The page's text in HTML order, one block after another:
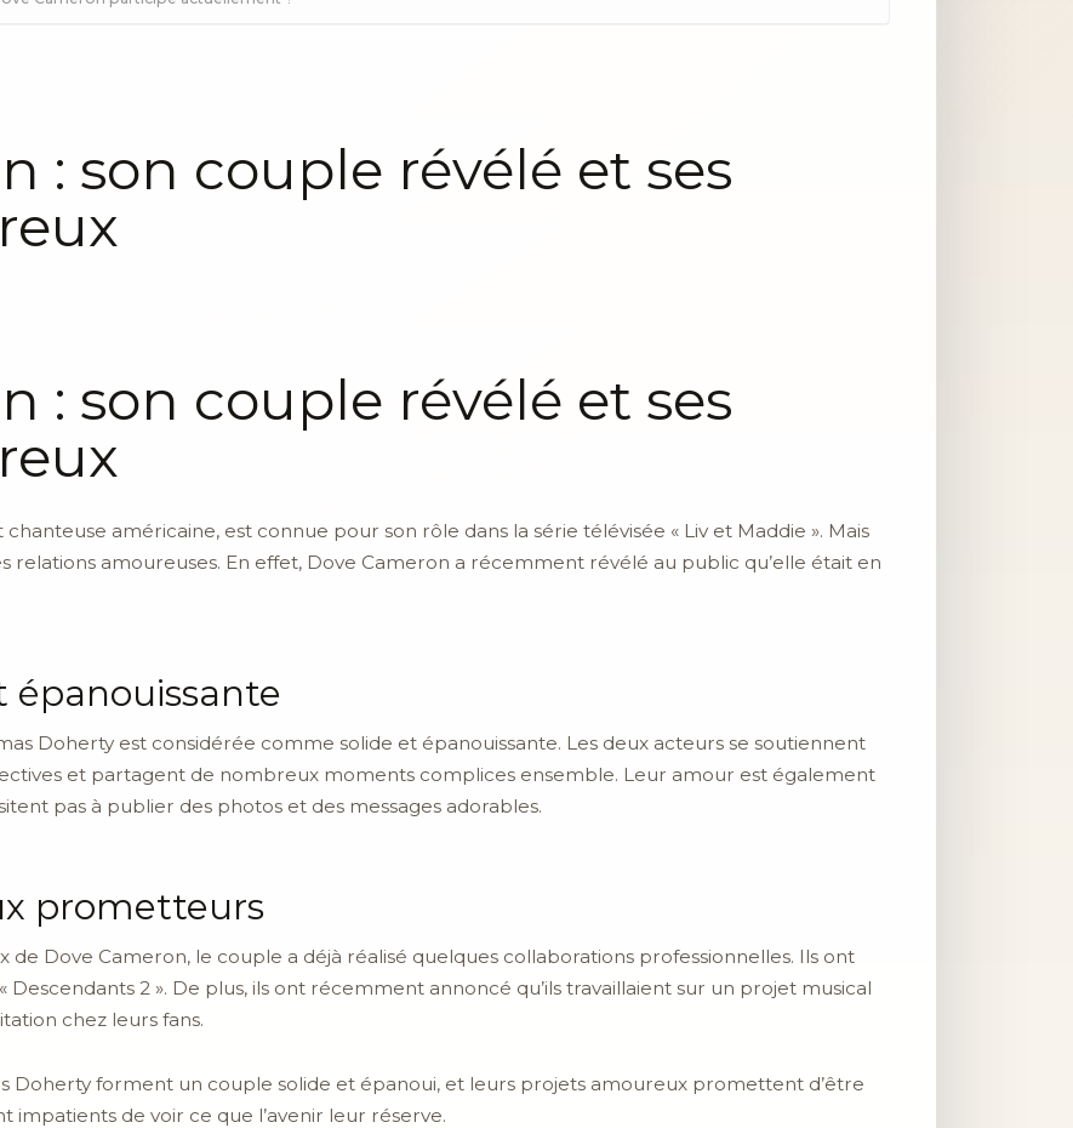
: son couple révélé et ses
: son couple révélé et ses
américaine, est connue pour son rôle dans la série télévisée « Liv et Maddie ». Mais
relations amoureuses. En effet, Dove Cameron a récemment révélé au public qu’elle était en
épanouissante
Doherty est considérée comme solide et épanouissante. Les deux acteurs se soutiennent
et partagent de nombreux moments complices ensemble. Leur amour est également
pas à publier des photos et des messages adorables.
prometteurs
Dove Cameron, le couple a déjà réalisé quelques collaborations professionnelles. Ils ont
2 ». De plus, ils ont récemment annoncé qu’ils travaillaient sur un projet musical
chez leurs fans.
Doherty forment un couple solide et épanoui, et leurs projets amoureux promettent d’être
impatients de voir ce que l’avenir leur réserve.